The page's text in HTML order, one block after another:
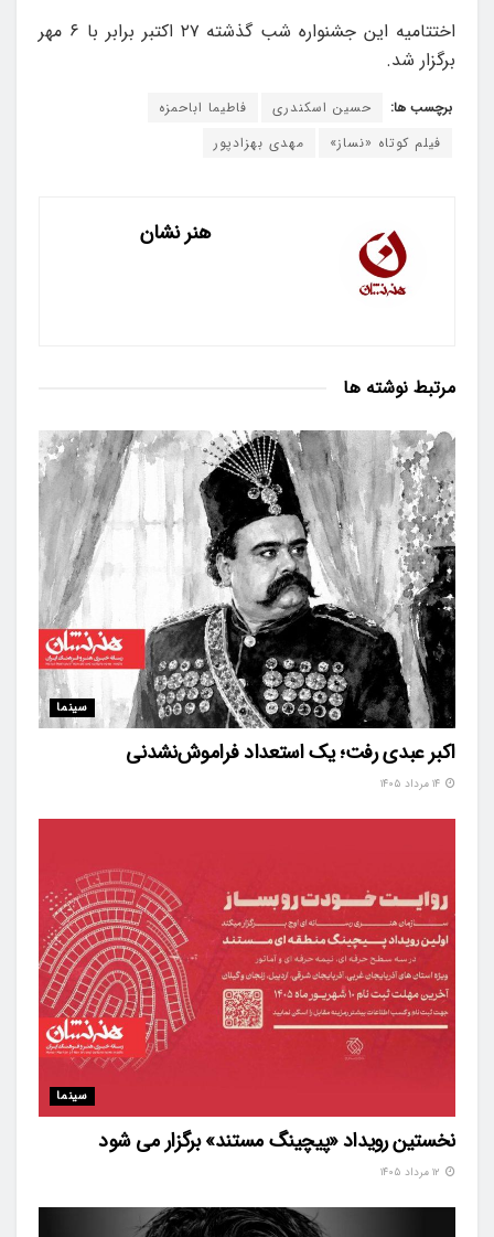
اختتامیه این جشنواره شب گذشته ۲۷ اکتبر برابر با ۶ مهر
برگزار شد.
برچسب ها: حسین اسکندری
فاطیما اباحمزه
فیلم کوتاه «نساز»
مهدی بهزادپور
هنر نشان
مرتبط نوشته ها
سینما
اکبر عبدی رفت؛ یک استعداد فراموش‌نشدنی
سینما
نخستین رویداد «پیچینگ مستند» برگزار می شود